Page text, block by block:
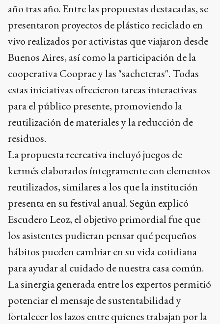
año tras año. Entre las propuestas destacadas, se
presentaron proyectos de plástico reciclado en
vivo realizados por activistas que viajaron desde
Buenos Aires, así como la participación de la
cooperativa Cooprae y las "sacheteras". Todas
estas iniciativas ofrecieron tareas interactivas
para el público presente, promoviendo la
reutilización de materiales y la reducción de
residuos.
La propuesta recreativa incluyó juegos de
kermés elaborados íntegramente con elementos
reutilizados, similares a los que la institución
presenta en su festival anual. Según explicó
Escudero Leoz, el objetivo primordial fue que
los asistentes pudieran pensar qué pequeños
hábitos pueden cambiar en su vida cotidiana
para ayudar al cuidado de nuestra casa común.
La sinergia generada entre los expertos permitió
potenciar el mensaje de sustentabilidad y
fortalecer los lazos entre quienes trabajan por la